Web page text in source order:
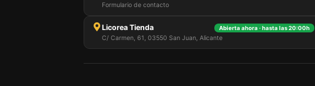
Formulario de contacto
Licorea Tienda Abierta ahora · hasta las 20:00h
C/ Carmen, 61, 03550 San Juan, Alicante